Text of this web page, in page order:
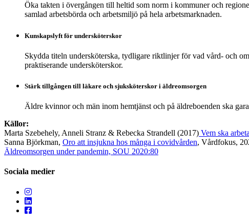
Öka takten i övergången till heltid som norm i kommuner och
samlad arbetsbörda och arbetsmiljö på hela arbetsmarknaden.
Kunskapslyft för undersköterskor
Skydda titeln undersköterska, tydligare riktlinjer för vad vård- och
praktiserande undersköterskor.
Stärk tillgången till läkare och sjuksköterskor i äldreomsorgen
Äldre kvinnor och män inom hemtjänst och på äldreboenden ska
Källor:
Marta Szebehely, Anneli Stranz & Rebecka Strandell (2017) Vem ska
Sanna Björkman, Oro att insjukna hos många i covidvården, Vårdfokus,
Äldreomsorgen under pandemin, SOU 2020:80
Sociala medier